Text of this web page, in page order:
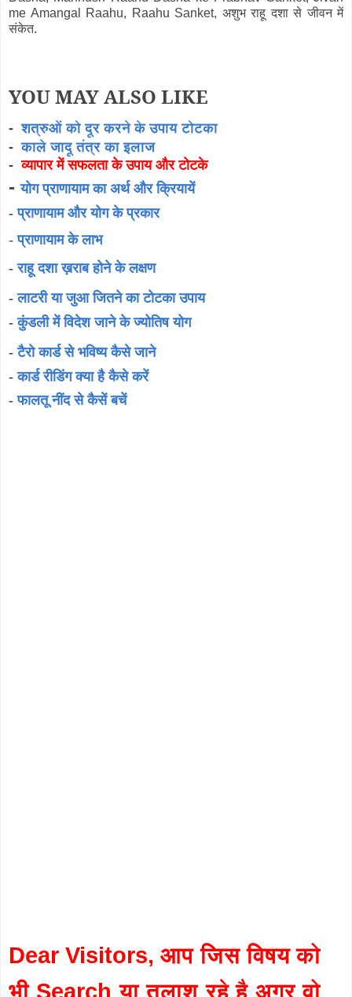
me Amangal Raahu, Raahu Sanket, अशुभ राहू दशा से जीवन में
संकेत.
YOU MAY ALSO LIKE
-शत्रुओं को दूर करने के उपाय टोटका
-काले जादू तंत्र का इलाज
- व्यापार में सफलता के उपाय और टोटके
-योग प्राणायाम का अर्थ और क्रियायें
-प्राणायाम और योग के प्रकार
-प्राणायाम के लाभ
-राहू दशा ख़राब होने के लक्षण
-लाटरी या जुआ जितने का टोटका उपाय
-कुंडली में विदेश जाने के ज्योतिष योग
-टैरो कार्ड से भविष्य कैसे जाने
-कार्ड रीडिंग क्या है कैसे करें
- फालतू नींद से कैसें बचें
Dear Visitors, आप जिस विषय को
भी Search या तलाश रहे है अगर वो